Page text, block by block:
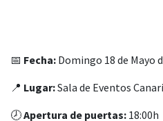
📅 Fecha: Domingo 18 de Mayo
📍 Lugar:Sala de Eventos
🕗Apertura de puertas: 18:00h